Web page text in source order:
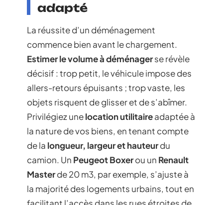
adapté
La réussite d’un déménagement
commence bien avant le chargement.
Estimer le volume à déménagerse révèle
décisif : trop petit, le véhicule impose des
allers-retours épuisants ; trop vaste, les
objets risquent de glisser et de s’abîmer.
Privilégiez unelocation utilitaireadaptée à
la nature de vos biens, en tenant compte
de la longueur, largeur et hauteurdu
camion. Un Peugeot Boxerou un Renault
Masterde 20 m3, par exemple, s’ajuste à
la majorité des logements urbains, tout en
facilitant l’accès dans les rues étroites de